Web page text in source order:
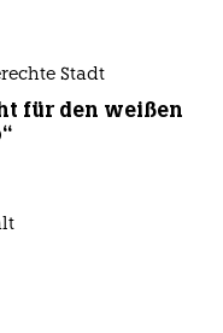
Stadt
für den weißen